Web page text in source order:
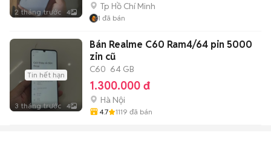
2 tháng trước 4
Tp Hồ Chí Minh
1 đã bán
Tin hết hạn
3 tháng trước 4
Bán Realme C60 Ram4/64 pin 5000
zin cũ
C60 64 GB
1.300.000 đ
Hà Nội
4.7 1119 đã bán